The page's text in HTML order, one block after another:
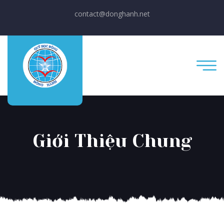
contact@donghanh.net
Giới Thiệu Chung